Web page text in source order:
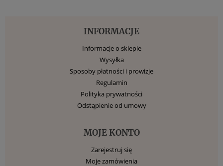
INFORMACJE
Informacje o sklepie
Wysyłka
Sposoby płatności i prowizje
Regulamin
Polityka prywatności
Odstąpienie od umowy
MOJE KONTO
Zarejestruj się
Moje zamówienia